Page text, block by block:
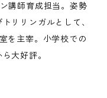
講師育成担当。姿勢
リリンガルとして、
を主宰。小学校での
大好評。